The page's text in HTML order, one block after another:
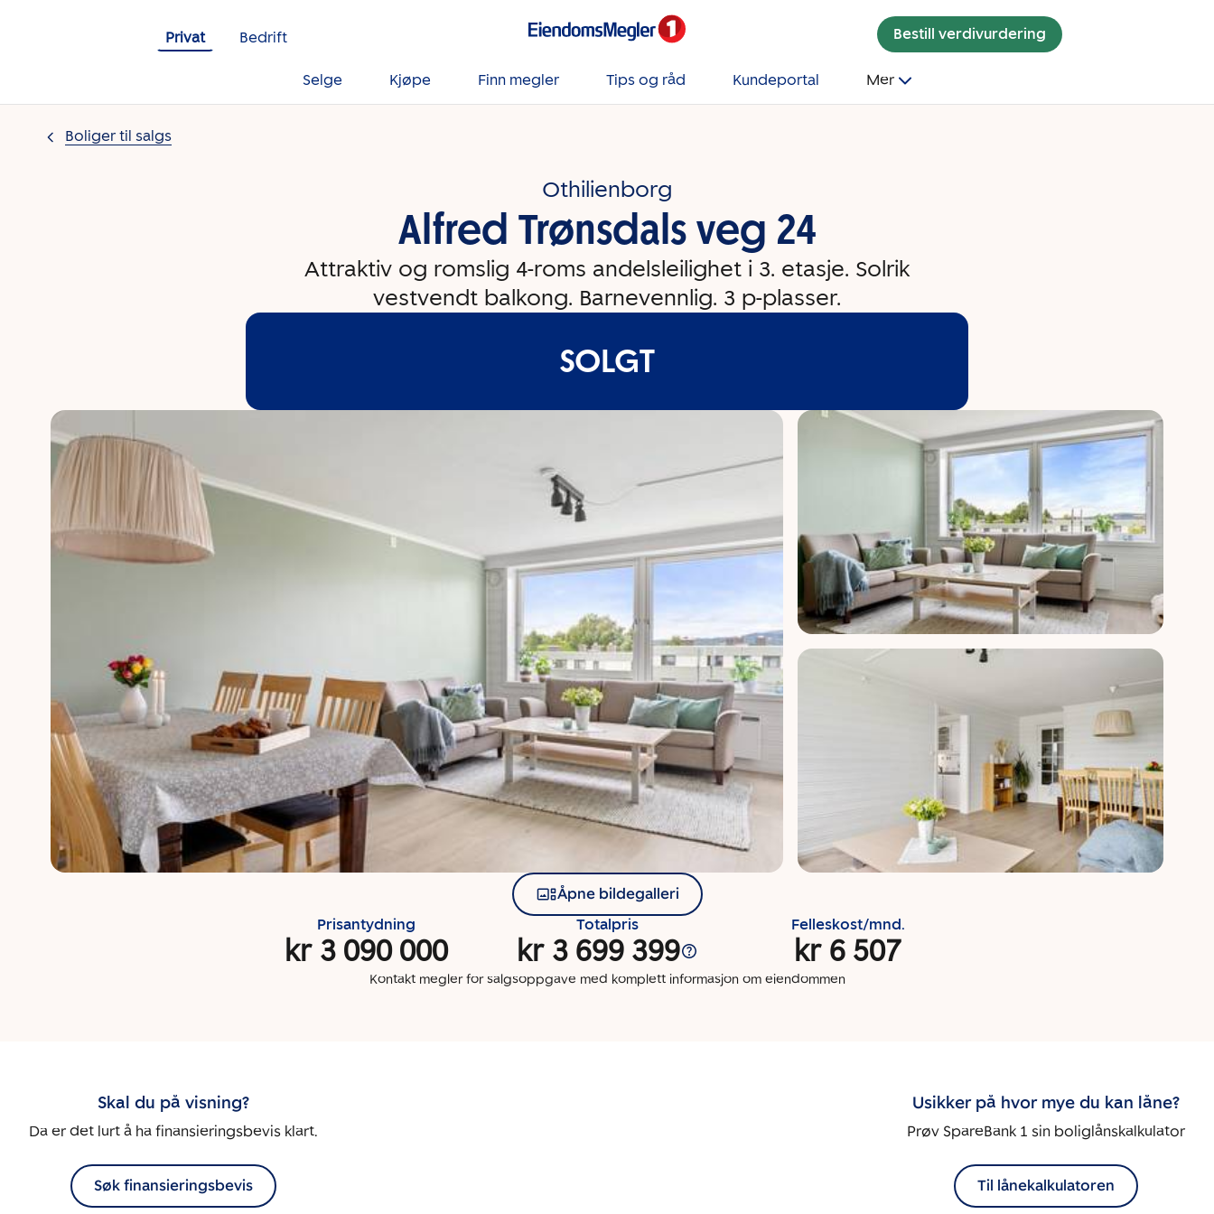
Privat
Bedrift Bestill verdivurdering
Selge Kjøpe Finn megler Tips og råd Kundeportal Mer
Boliger til salgs
Othilienborg
Alfred Trønsdals veg 24
Attraktiv og romslig 4-roms andelsleilighet i 3. etasje. Solrik
vestvendt balkong. Barnevennlig. 3 p-plasser.
SOLGT
Åpne bildegalleri
Prisantydning
kr 3 090 000
Totalpris
kr 3 699 399
Felleskost/mnd.
kr 6 507
Kontakt megler for salgsoppgave med komplett informasjon om eiendommen
Skal du på visning?
Da er det lurt å ha finansieringsbevis klart.
Søk finansieringsbevis
Usikker på hvor mye du kan låne?
Prøv SpareBank 1 sin boliglånskalkulator
Til lånekalkulatoren